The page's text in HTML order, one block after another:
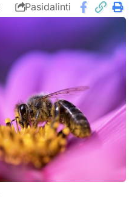
Pasidalinti